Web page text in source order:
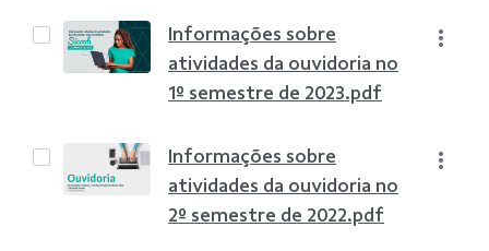
Informações sobre
atividades da ouvidoria no
1º semestre de 2023.pdf
Informações sobre
atividades da ouvidoria no
2º semestre de 2022.pdf